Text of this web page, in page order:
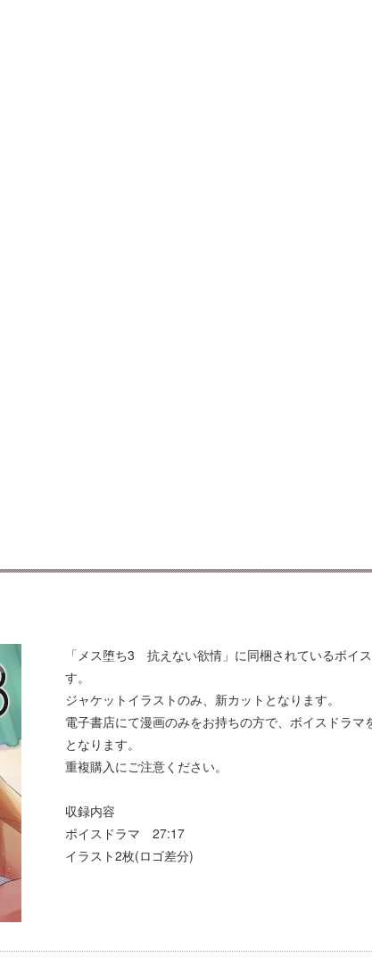
「メス堕ち3 抗えない欲情」に同梱されているボイ
す。
ジャケットイラストのみ、新カットとなります。
電子書店にて漫画のみをお持ちの方で、ボイスドラマ
となります。
重複購入にご注意ください。
収録内容
ボイスドラマ 27:17
イラスト2枚(ロゴ差分)